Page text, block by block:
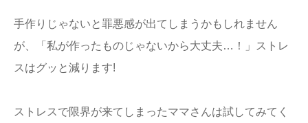
手作りじゃないと罪悪感が出てしまうかもしれません
が、「私が作ったものじゃないから大丈夫…！」ストレ
スはグッと減ります!
ストレスで限界が来てしまったママさんは試してみてく